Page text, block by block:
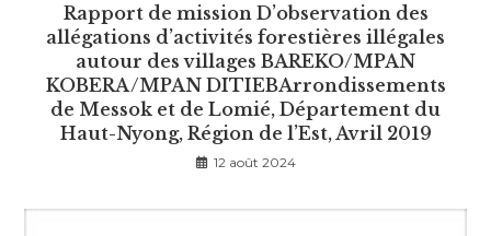
Rapport de mission D’observation des
allégations d’activités forestières illégales
autour des villages BAREKO/MPAN
KOBERA/MPAN DITIEBArrondissements
de Messok et de Lomié, Département du
Haut-Nyong, Région de l’Est, Avril 2019
12 août 2024